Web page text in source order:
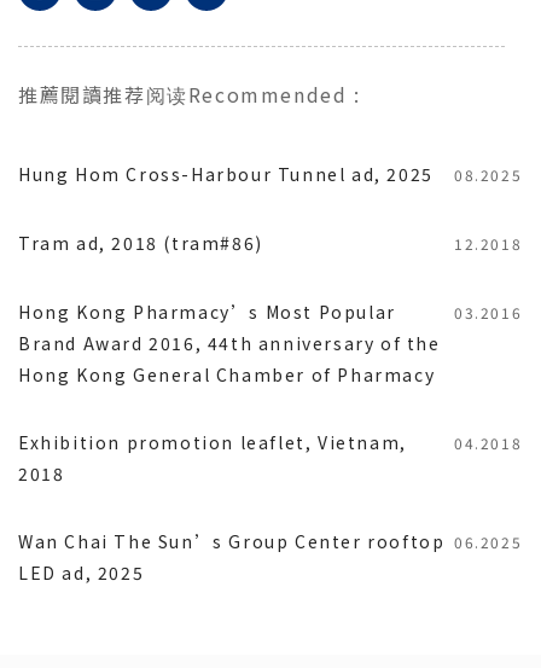
推薦閱讀推荐阅读Recommended :
Hung Hom Cross-Harbour Tunnel ad, 2025 08.2025
Tram ad, 2018 (tram#86) 12.2018
Hong Kong Pharmacy’s Most Popular
Brand Award 2016, 44th anniversary of the
Hong Kong General Chamber of Pharmacy
03.2016
Exhibition promotion leaflet, Vietnam,
2018
04.2018
Wan Chai The Sun’s Group Center rooftop
LED ad, 2025
06.2025